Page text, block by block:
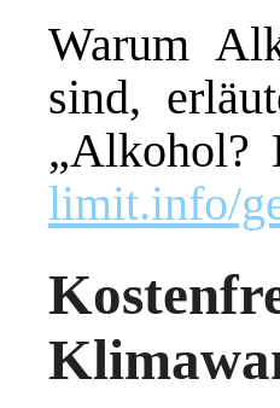
Warum
sind,
limit.info/